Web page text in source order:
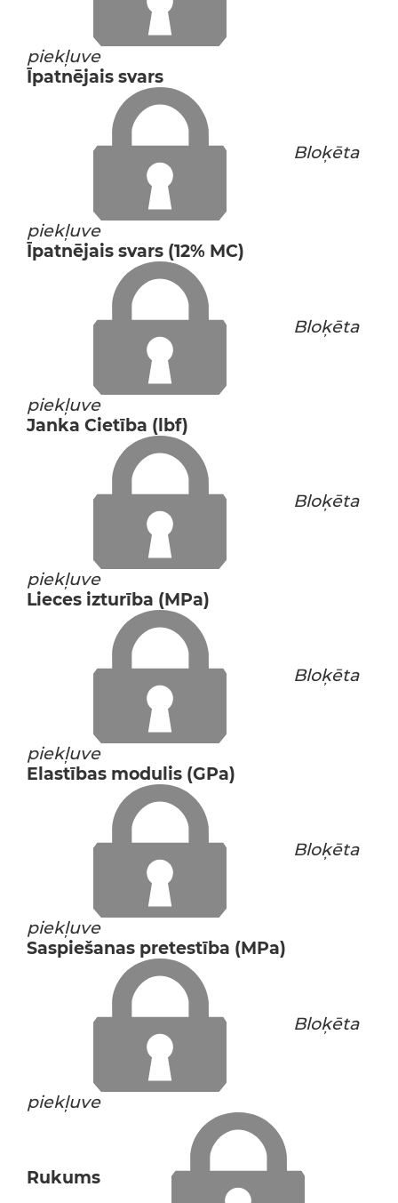
piekļuve
Īpatnējais svars
Bloķēta
piekļuve
Īpatnējais svars (12% MC)
Bloķēta
piekļuve
Janka Cietība (lbf)
Bloķēta
piekļuve
Lieces izturība (MPa)
Bloķēta
piekļuve
Elastības modulis (GPa)
Bloķēta
piekļuve
Saspiešanas pretestība (MPa)
Bloķēta
piekļuve
Rukums